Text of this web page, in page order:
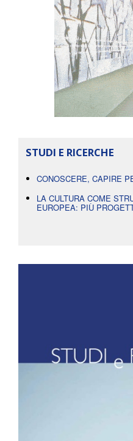
STUDI E RICERCHE
CONOSCERE, CAPIRE
LA CULTURA COME
EUROPEA: PIÙ